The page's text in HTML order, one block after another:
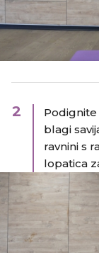
2
blagi
ravnini s
lopatica